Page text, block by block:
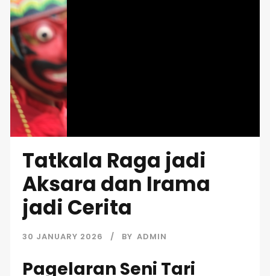
Tatkala Raga jadi
Aksara dan Irama
jadi Cerita
30 JANUARY 2026 BY ADMIN
Pagelaran Seni Tari